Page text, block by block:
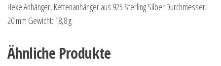
Hexe Anhänger, Kettenanhänger aus 925 Sterling Silber Durchmesser:
20 mm Gewicht: 18,8 g
Ähnliche Produkte